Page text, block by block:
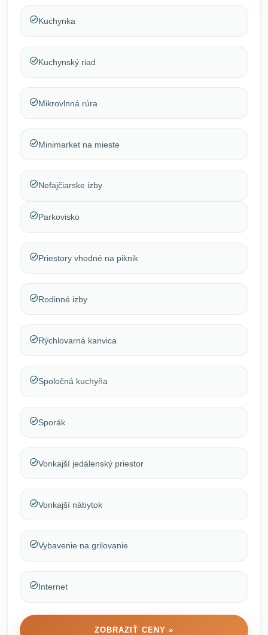
Kuchynka
Kuchynský riad
Mikrovlnná rúra
Minimarket na mieste
Nefajčiarske izby
Parkovisko
Priestory vhodné na piknik
Rodinné izby
Rýchlovarná kanvica
Spoločná kuchyňa
Sporák
Vonkajší jedálenský priestor
Vonkajší nábytok
Vybavenie na grilovanie
Internet
ZOBRAZIŤ CENY »